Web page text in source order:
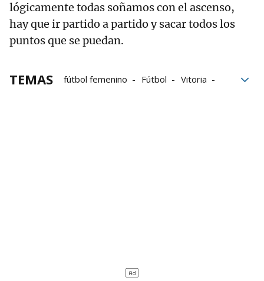
lógicamente todas soñamos con el ascenso,
hay que ir partido a partido y sacar todos los
puntos que se puedan.
TEMAS fútbol femenino Fútbol
Vitoria